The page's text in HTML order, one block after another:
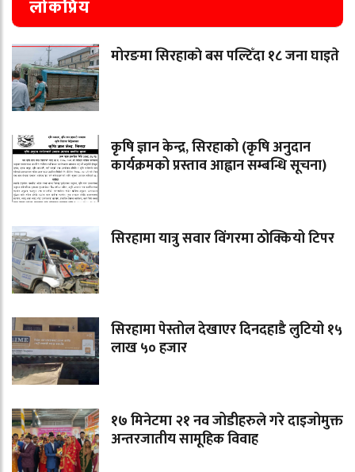
लोकप्रिय
मोरङमा सिरहाकाे बस पल्टिँदा १८ जना घाइते
कृषि ज्ञान केन्द्र, सिरहाको (कृषि अनुदान
कार्यक्रमको प्रस्ताव आह्वान सम्बन्धि सूचना)
सिरहामा यात्रु सवार विंगरमा ठोक्कियो टिपर
सिरहामा पेस्तोल देखाएर दिनदहाडै लुटियो १५
लाख ५० हजार
१७ मिनेटमा २१ नव जोडीहरुले गरे दाइजोमुक्त
अन्तरजातीय सामूहिक विवाह